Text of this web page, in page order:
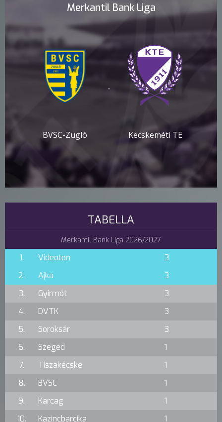
Merkantil Bank Liga
BVSC-Zugló
-
Kecskeméti TE
TABELLA
Merkantil Bank Liga 2026/2027
1. Videoton
3
2.
Ajka
3
3.
Gyirmót
3
4.
DVTK
3
5.
Soroksár
3
6.
Szeged
1
7.
Tiszakécske
1
8.
BVSC
1
9.
Karcag
1
10.
Kazincbarcika 1